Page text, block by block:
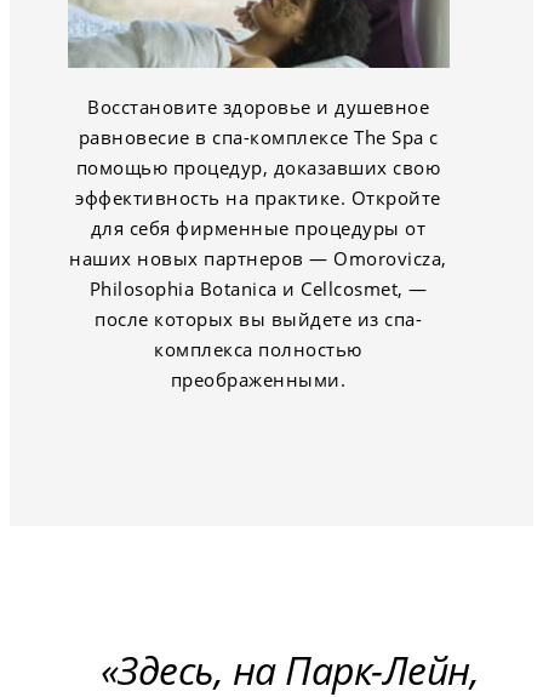
Восстановите здоровье и душевное
равновесие в спа-комплексе The Spa с
помощью процедур, доказавших свою
эффективность на практике. Откройте
для себя фирменные процедуры от
наших новых партнеров — Omorovicza,
Philosophia Botanica и Cellcosmet, —
после которых вы выйдете из спа-
комплекса полностью
преображенными.
Здесь, на Парк-Лейн,